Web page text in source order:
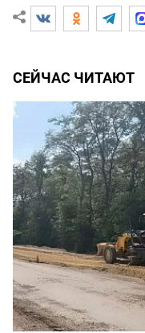
СЕЙЧАС ЧИТАЮТ